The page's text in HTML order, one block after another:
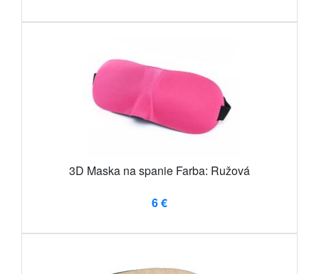
3D Maska na spanie Farba: Ružová
6 €